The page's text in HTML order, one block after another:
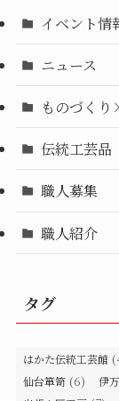
イベント情
ニュース
ものづく
伝統工芸品
職人募集
職人紹介
タグ
はかた伝統工芸館
仙台箪笥 (6) 伊